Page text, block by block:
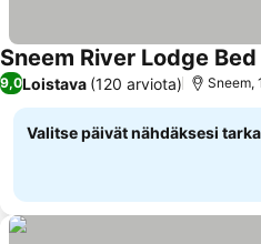
Sneem River Lodge
9,0Loistava (120 arviota) Sneem,
Valitse päivät nähdäksesi